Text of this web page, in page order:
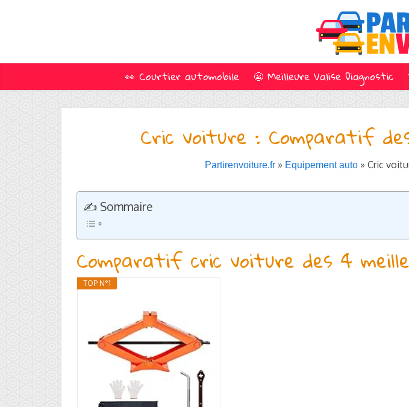
👀 Courtier automobile 😬 Meilleure Valise Diagnostic
Cric voiture : Comparatif
Partirenvoiture.fr » Equipement auto » Cric
✍️ Sommaire
Comparatif cric voiture des 4
TOP N°1